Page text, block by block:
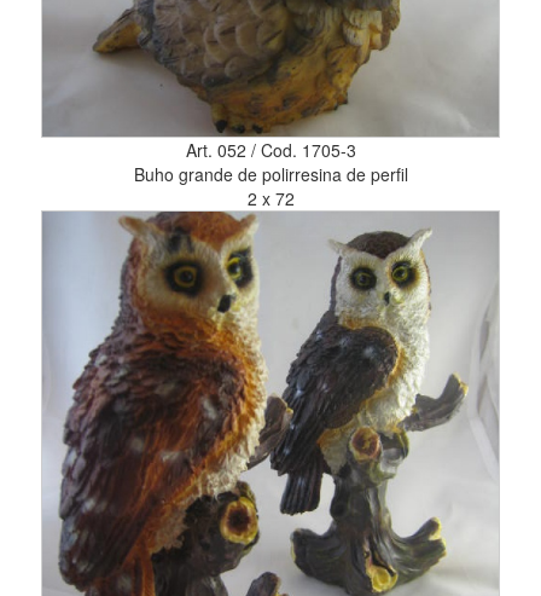
Art. 052 / Cod. 1705-3
Buho grande de polirresina de perfil
2 x 72